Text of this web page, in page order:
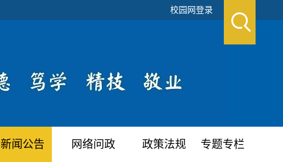
校园网登录
新闻公告 网络问政 政策法规 专题专栏